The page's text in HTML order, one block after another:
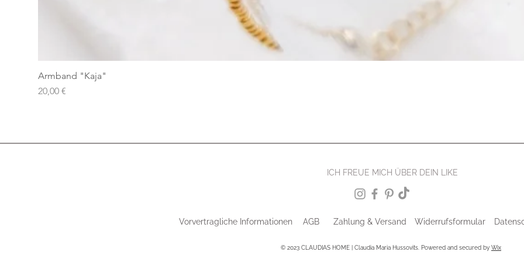
Armband "Kaja"
Preis
20,00 €
ICH FREUE MICH ÜBER DEIN LIKE
Vorvertragliche Informationen AGB Zahlung & Versand Widerrufsformular
© 2023 CLAUDIAS HOME | Claudia Maria Hussovits. Powered and secured by Wix